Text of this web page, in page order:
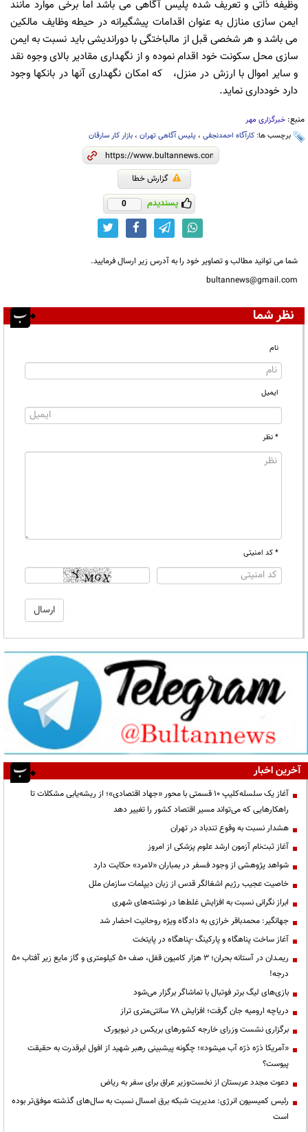
وظیفه ذاتی و تعریف شده پلیس آگاهی می باشد اما برخی موارد مانند
ایمن سازی منازل به عنوان اقدامات پیشگیرانه در حیطه وظایف مالکین
می باشد و هر شخصی قبل از مالباختگی با دوراندیشی باید نسبت به ایمن
سازی محل سکونت خود اقدام نموده و از نگهداری مقادیر بالای وجوه نقد
و سایر اموال با ارزش در منزل، که امکان نگهداری آنها در بانکها وجود
دارد خودداری نماید.
منبع: خبرگزاری مهر
برچسب ها: کارآگاه احمدنجفی ، پلیس آگاهی تهران ، بازار کار سارقان
گزارش خطا
پسندیدم 0
شما می توانید مطالب و تصاویر خود را به آدرس زیر ارسال فرمایید.
bultannews@gmail.com
نظر شما
نام
ایمیل
* نظر
* کد امنیتی
آخرین اخبار
آغاز یک سلسله‌کلیپ ۱۰ قسمتی با محور «جهاد اقتصادی»؛ از ریشه‌یابی مشکلات تا
راهکارهایی که می‌تواند مسیر اقتصاد کشور را تغییر دهد
هشدار نسبت به وقوع تندباد در تهران
آغاز ثبت‌نام آزمون ارشد علوم پزشکی از امروز
شواهد پژوهشی از وجود فسفر در بمباران «لامرد» حکایت دارد
خاصیت عجیب رژیم اشغالگر قدس از زبان دیپلمات سازمان ملل
ابراز نگرانی نسبت به افزایش غلط‌ها در نوشته‌های شهری
جهانگیر: محمدباقر خرازی به دادگاه ویژه روحانیت احضار شد
آغاز ساخت پناهگاه و پارکینگ -پناهگاه در پایتخت
ریمـدان در آستانه بحران؛ ۳ هزار کامیون قفل، صف ۵۰ کیلومتری و گاز مایع زیر آفتاب ۵۰
درجه!
بازی‌های لیگ برتر فوتبال با تماشاگر برگزار می‌شود
دریاچه ارومیه جان گرفت؛ افزایش ۷۸ سانتی‌متری تراز
برگزاری نشست وزرای خارجه کشورهای بریکس در نیویورک
«آمریکا ذرّه ذرّه آب میشود»؛ چگونه پیشبینی رهبر شهید از افول ابرقدرت به حقیقت
پیوست؟
دعوت مجدد عربستان از نخست‌وزیر عراق برای سفر به ریاض
رئیس کمیسیون انرژی: مدیریت شبکه برق امسال نسبت به سال‌های گذشته موفق‌تر بوده
است